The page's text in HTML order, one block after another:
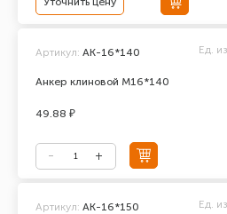
Анкер клиновой М16*140
Артикул: АК-16*140 Ед.
49.88 ₽
Артикул: АК-16*150 Ед.